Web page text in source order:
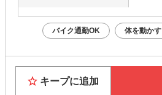
バイク通勤OK 体を動かす
キープに追加